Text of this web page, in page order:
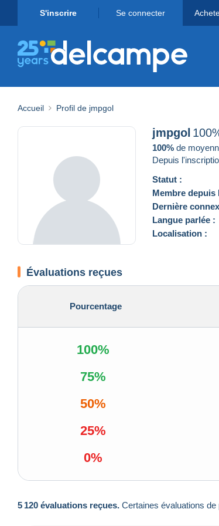
S'inscrire Se connecter
Accueil Profil de jmpgol
jmpgol
100% de
Depuis
Statut :
Membre depuis
Dernière
Langue parlée :
Localisation :
Évaluations reçues
Pourcentage
100%
75%
50%
25%
0%
5 120 évaluations reçues. Certaines évaluations de